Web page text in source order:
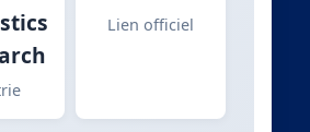
Lien officiel